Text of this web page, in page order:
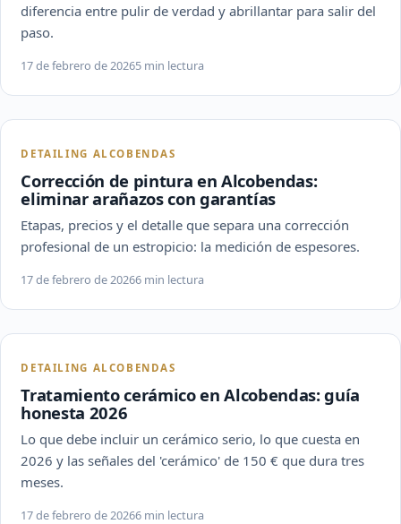
diferencia entre pulir de verdad y abrillantar para salir del
paso.
17 de febrero de 20265 min lectura
DETAILING ALCOBENDAS
Corrección de pintura en Alcobendas:
eliminar arañazos con garantías
Etapas, precios y el detalle que separa una corrección
profesional de un estropicio: la medición de espesores.
17 de febrero de 20266 min lectura
DETAILING ALCOBENDAS
Tratamiento cerámico en Alcobendas: guía
honesta 2026
Lo que debe incluir un cerámico serio, lo que cuesta en
2026 y las señales del 'cerámico' de 150 € que dura tres
meses.
17 de febrero de 20266 min lectura